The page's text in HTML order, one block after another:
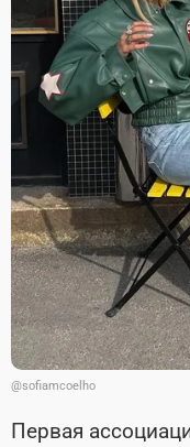
@sofiamcoelho
Первая